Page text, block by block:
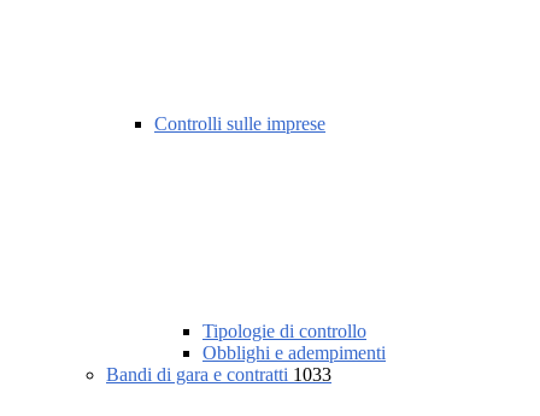
Controlli sulle imprese
Tipologie di controllo
Obblighi e adempimenti
Bandi di gara e contratti 1033